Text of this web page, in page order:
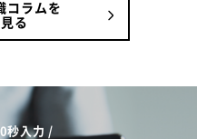
コラムを
る
秒入力 /